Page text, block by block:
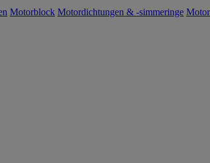
Motorblock Motordichtungen & -simmeringe